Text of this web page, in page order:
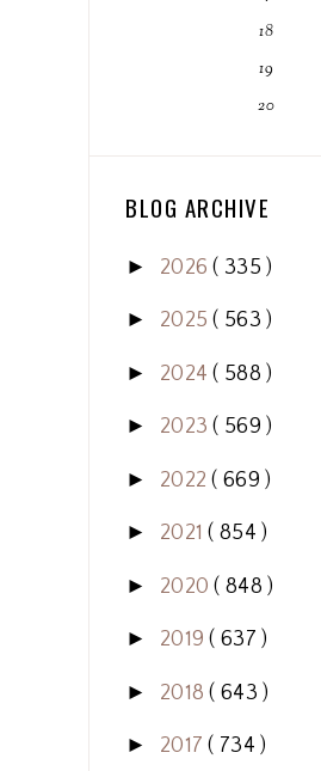
18
19
20
BLOG ARCHIVE
► 2026( 335 )
► 2025( 563 )
► 2024( 588 )
► 2023( 569 )
► 2022( 669 )
► 2021( 854 )
► 2020( 848 )
► 2019( 637 )
► 2018( 643 )
► 2017( 734 )